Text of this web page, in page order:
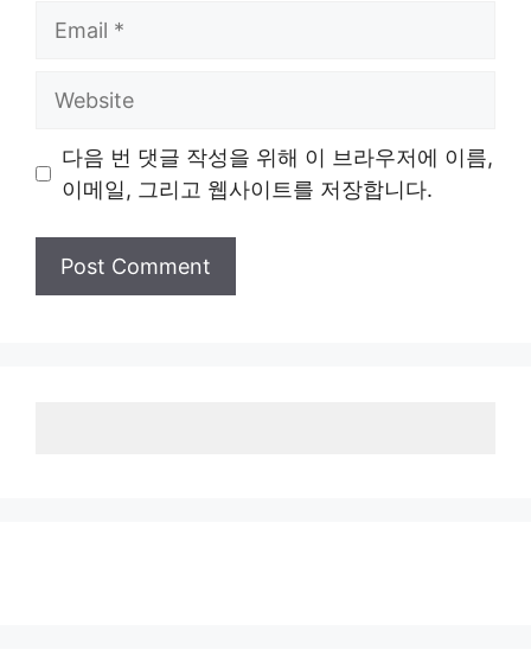
Website
다음 번 댓글 작성을 위해 이 브라우저에 이름,
이메일, 그리고 웹사이트를 저장합니다.